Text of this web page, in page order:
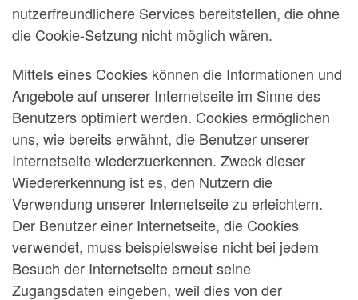
nutzerfreundlichere Services bereitstellen, die ohne
die Cookie-Setzung nicht möglich wären.
Mittels eines Cookies können die Informationen und
Angebote auf unserer Internetseite im Sinne des
Benutzers optimiert werden. Cookies ermöglichen
uns, wie bereits erwähnt, die Benutzer unserer
Internetseite wiederzuerkennen. Zweck dieser
Wiedererkennung ist es, den Nutzern die
Verwendung unserer Internetseite zu erleichtern.
Der Benutzer einer Internetseite, die Cookies
verwendet, muss beispielsweise nicht bei jedem
Besuch der Internetseite erneut seine
Zugangsdaten eingeben, weil dies von der